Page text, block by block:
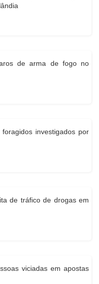
de arma de fogo no
investigados por
de tráfico de drogas em
viciadas em apostas